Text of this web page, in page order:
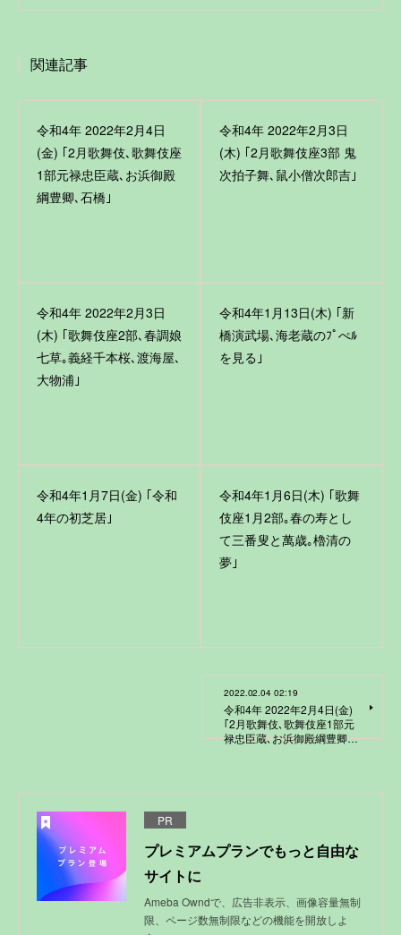
関連記事
令和4年 2022年2月4日
(金) ｢2月歌舞伎､歌舞伎座
1部元禄忠臣蔵､お浜御殿
綱豊卿､石橋｣
令和4年 2022年2月3日
(木) ｢2月歌舞伎座3部 鬼
次拍子舞､鼠小僧次郎吉｣
令和4年 2022年2月3日
(木) ｢歌舞伎座2部､春調娘
七草｡義経千本桜､渡海屋､
大物浦｣
令和4年1月13日(木) ｢新
橋演武場､海老蔵のﾌﾟぺﾙ
を見る｣
令和4年1月7日(金) ｢令和
4年の初芝居｣
令和4年1月6日(木) ｢歌舞
伎座1月2部｡春の寿とし
て三番叟と萬歳｡櫓清の
夢｣
2022.02.04 02:19
令和4年 2022年2月4日(金)
｢2月歌舞伎､歌舞伎座1部元
禄忠臣蔵､お浜御殿綱豊卿…
PR
プレミアムプランでもっと自由な
サイトに
Ameba Owndで、広告非表示、画像容量無制
限、ページ数無制限などの機能を開放しよ